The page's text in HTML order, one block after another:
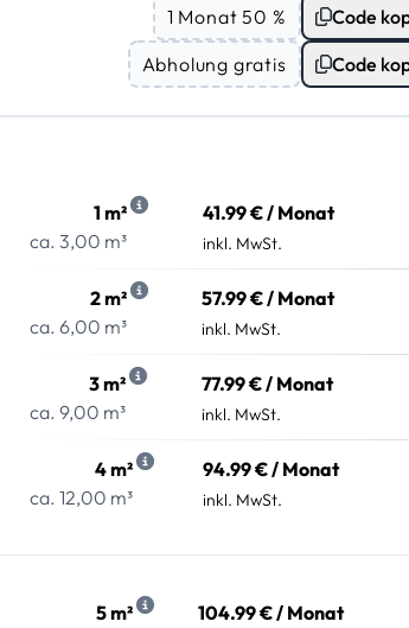
1 Monat 50 % Code
Abholung gratis Code
1 m²
ca. 3,00 m³
41.99 € / Monat
inkl. MwSt.
2 m²
ca. 6,00 m³
57.99 € / Monat
inkl. MwSt.
3 m²
ca. 9,00 m³
77.99 € / Monat
inkl. MwSt.
4 m²
ca. 12,00 m³
94.99 € / Monat
inkl. MwSt.
5 m²
104.99 € / Monat